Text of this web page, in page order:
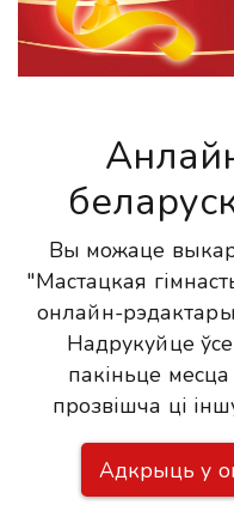
Вы можаце
"Мастацкая
онлайн-
Надрукуйце
пакіньце
прозвішча ці
Адкрыць у